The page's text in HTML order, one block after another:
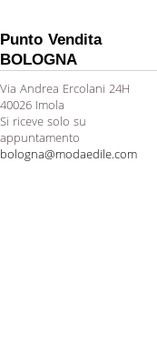
Punto Vendita
BOLOGNA
Via Andrea Ercolani 24H
40026 Imola
Si riceve solo su
appuntamento
bologna@modaedile.com